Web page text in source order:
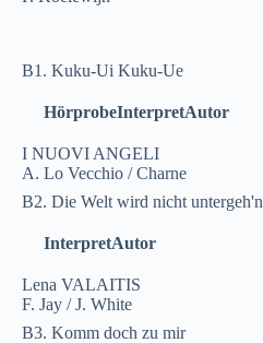
B1. Kuku-Ui Kuku-Ue
HörprobeInterpretAutor
I NUOVI ANGELI
A. Lo Vecchio / Charne
B2. Die Welt wird nicht untergeh'n
InterpretAutor
Lena VALAITIS
F. Jay / J. White
B3. Komm doch zu mir